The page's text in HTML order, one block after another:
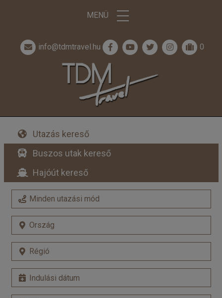
MENÜ
info@tdmtravel.hu 0
Utazás kereső
Buszos utak kereső
Hajóút kereső